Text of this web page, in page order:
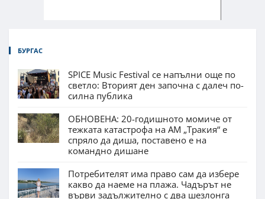
БУРГАС
SPICE Music Festival се напълни още по
светло: Вторият ден започна с далеч по-
силна публика
ОБНОВЕНА: 20-годишното момиче от
тежката катастрофа на АМ „Тракия“ е
спряло да диша, поставено е на
командно дишане
Потребителят има право сам да избере
какво да наеме на плажа. Чадърът не
върви задължително с два шезлонга